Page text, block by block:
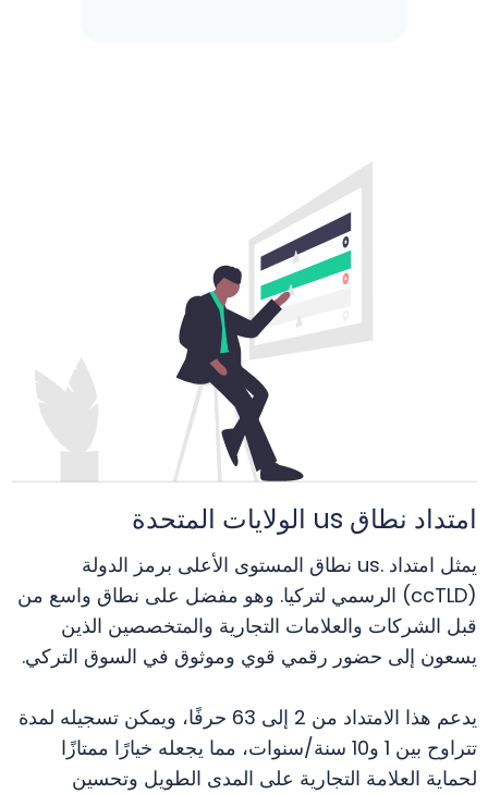
امتداد نطاق us الولايات المتحدة
يمثل امتداد .us نطاق المستوى الأعلى برمز الدولة
(ccTLD) الرسمي لتركيا. وهو مفضل على نطاق واسع من
قبل الشركات والعلامات التجارية والمتخصصين الذين
يسعون إلى حضور رقمي قوي وموثوق في السوق التركي.
يدعم هذا الامتداد من 2 إلى 63 حرفًا، ويمكن تسجيله لمدة
تتراوح بين 1 و10 سنة/سنوات، مما يجعله خيارًا ممتازًا
لحماية العلامة التجارية على المدى الطويل وتحسين